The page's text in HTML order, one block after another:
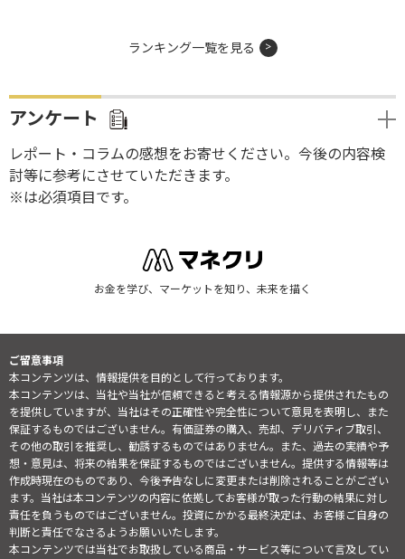
ランキング一覧を見る
アンケート
レポート・コラムの感想をお寄せください。今後の内容検
討等に参考にさせていただきます。
※は必須項目です。
お金を学び、マーケットを知り、未来を描く
ご留意事項
本コンテンツは、情報提供を目的として行っております。
本コンテンツは、当社や当社が信頼できると考える情報源から提供されたもの
を提供していますが、当社はその正確性や完全性について意見を表明し、また
保証するものではございません。有価証券の購入、売却、デリバティブ取引、
その他の取引を推奨し、勧誘するものではありません。また、過去の実績や予
想・意見は、将来の結果を保証するものではございません。提供する情報等は
作成時現在のものであり、今後予告なしに変更または削除されることがござい
ます。当社は本コンテンツの内容に依拠してお客様が取った行動の結果に対し
責任を負うものではございません。投資にかかる最終決定は、お客様ご自身の
判断と責任でなさるようお願いいたします。
本コンテンツでは当社でお取扱している商品・サービス等について言及してい